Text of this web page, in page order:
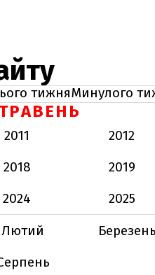
тижняМинулого
2011 2012
2018 2019
2024 2025
Лютий Березень